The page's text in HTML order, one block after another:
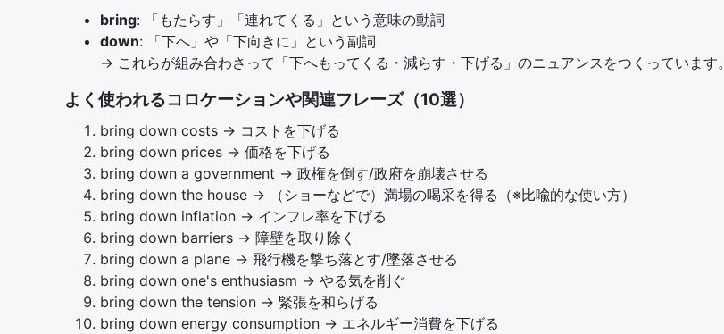
bring: 「もたらす」「連れてくる」という意味の動詞
down: 「下へ」や「下向きに」という副詞
→ これらが組み合わさって「下へもってくる・減らす・下げる」のニュアンスをつくっています。
よく使われるコロケーションや関連フレーズ（10選）
bring down costs → コストを下げる
bring down prices → 価格を下げる
bring down a government → 政権を倒す/政府を崩壊させる
bring down the house → （ショーなどで）満場の喝采を得る（※比喩的な使い方）
bring down inflation → インフレ率を下げる
bring down barriers → 障壁を取り除く
bring down a plane → 飛行機を撃ち落とす/墜落させる
bring down one's enthusiasm → やる気を削ぐ
bring down the tension → 緊張を和らげる
bring down energy consumption → エネルギー消費を下げる